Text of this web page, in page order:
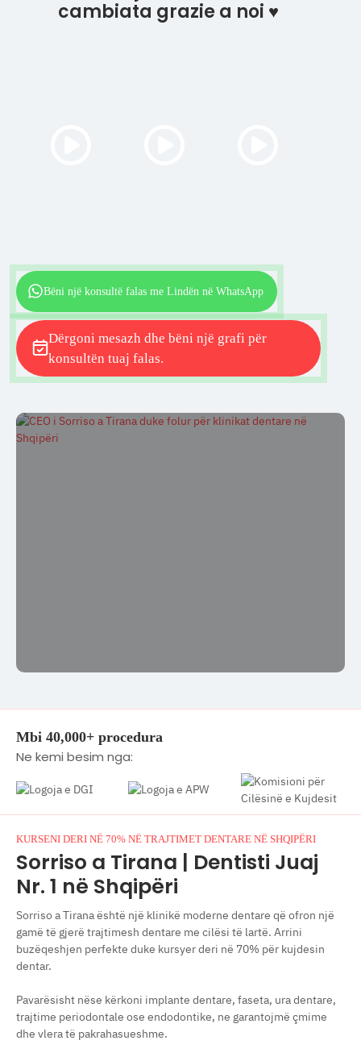
cambiata grazie a noi ♥
Bëni një konsultë falas me Lindën në WhatsApp
Dërgoni mesazh dhe bëni një grafi për
konsultën tuaj falas.
Mbi 40,000+ procedura
Ne kemi besim nga:
KURSENI DERI NË 70% NË TRAJTIMET DENTARE NË SHQIPËRI
Sorriso a Tirana | Dentisti Juaj
Nr. 1 në Shqipëri
Sorriso a Tirana është një klinikë moderne dentare që ofron një
gamë të gjerë trajtimesh dentare me cilësi të lartë. Arrini
buzëqeshjen perfekte duke kursyer deri në 70% për kujdesin
dentar.
Pavarësisht nëse kërkoni implante dentare, faseta, ura dentare,
trajtime periodontale ose endodontike, ne garantojmë çmime
dhe vlera të pakrahasueshme.